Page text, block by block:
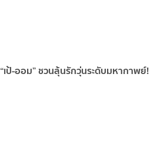
“เป้-ออม” ชวนลุ้นรักวุ่นระดับมหากาพย์!